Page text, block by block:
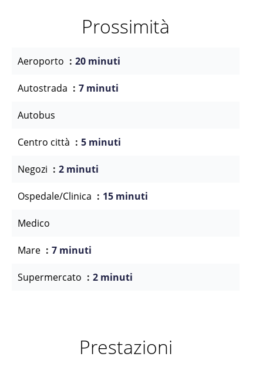
Prossimità
Aeroporto 20 minuti
Autostrada 7 minuti
Autobus
Centro città 5 minuti
Negozi 2 minuti
Ospedale/Clinica 15 minuti
Medico
Mare 7 minuti
Supermercato 2 minuti
Prestazioni